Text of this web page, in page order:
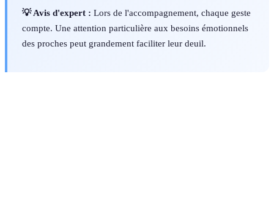
💡 Avis d'expert : Lors de l'accompagnement, chaque geste
compte. Une attention particulière aux besoins émotionnels
des proches peut grandement faciliter leur deuil.